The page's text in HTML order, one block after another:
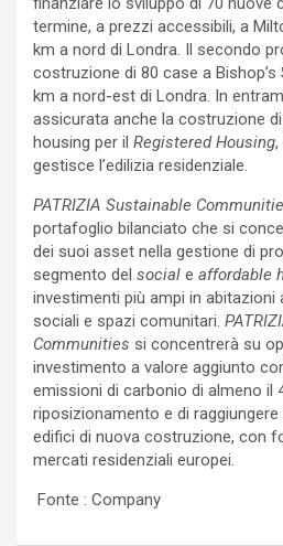
termine, a prezzi accessibili, a
km a nord di Londra. Il secondo
costruzione di 80 case a
km a nord-est di Londra. In
assicurata anche la costruzione
housing per il Registered Housing,
gestisce l’edilizia residenziale.
PATRIZIA Sustainable
portafoglio bilanciato che si
dei suoi asset nella gestione di
segmento del social e affordable
investimenti più ampi in
sociali e spazi comunitari.
Communities si concentrerà su
investimento a valore aggiunto
emissioni di carbonio di almeno il
riposizionamento e di raggiungere
edifici di nuova costruzione, con
mercati residenziali europei.
Fonte : Company